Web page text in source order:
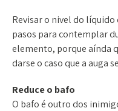
Revisar o nivel do
pasos para contemplar
elemento, porque aínda
darse o caso que a auga
Reduce o bafo
O bafo é outro dos